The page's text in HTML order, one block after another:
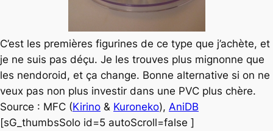
C’est les premières figurines de ce type que j’achète, et
je ne suis pas déçu. Je les trouves plus mignonne que
les nendoroid, et ça change. Bonne alternative si on ne
veux pas non plus investir dans une PVC plus chère.
Source : MFC (Kirino & Kuroneko), AniDB
[sG_thumbsSolo id=5 autoScroll=false ]